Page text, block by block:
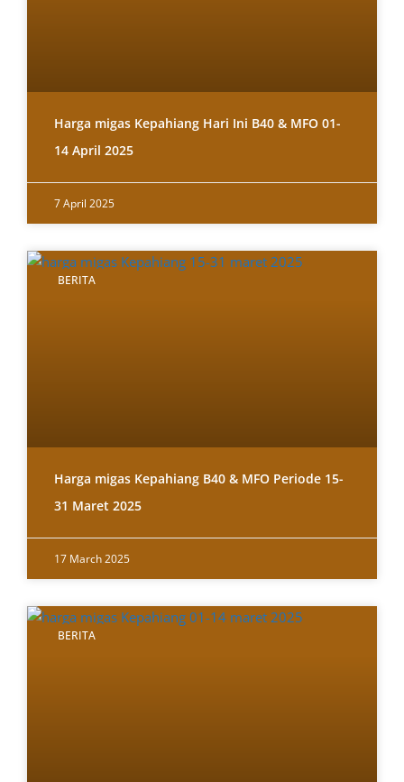
Harga migas Kepahiang Hari Ini B40 & MFO 01-
14 April 2025
7 April 2025
BERITA
Harga migas Kepahiang B40 & MFO Periode 15-
31 Maret 2025
17 March 2025
BERITA